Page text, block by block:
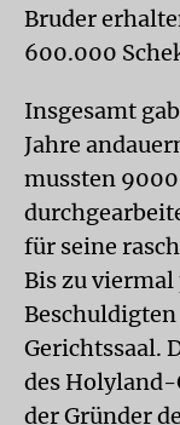
Bruder
600.000
Insgesamt
Jahre
mussten
für seine
Bis zu viermal
Gerichtssaal.
des Holyland-
der Gründer